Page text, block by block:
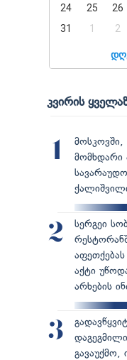
24
25 26
31
1 2
კვირის
1
მომხდარი
2
სერგეი
აქტი
არხების
3